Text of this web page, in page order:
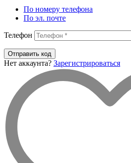
По номеру телефона
По эл. почте
Телефон
Отправить код
Нет аккаунта? Зарегистрироваться